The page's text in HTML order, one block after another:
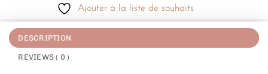
Ajouter à la liste de souhaits
DESCRIPTION
REVIEWS ( 0 )